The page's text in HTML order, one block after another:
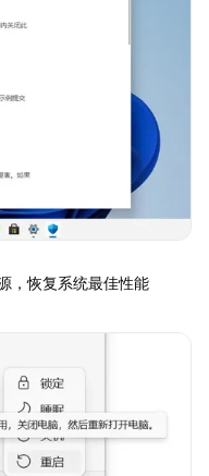
，恢复系统最佳性能